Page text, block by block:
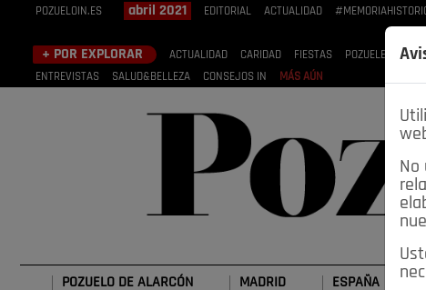
POZUELOIN.ES abril 2021 EDITORIAL ACTUALIDAD
+ POR EXPLORAR ACTUALIDAD CARIDAD FIESTAS POZUELEROS
ENTREVISTAS
SALUD&BELLEZA CONSEJOS IN MÁS AÚN
POZUELO DE ALARCÓN MADRID ESPAÑA
No